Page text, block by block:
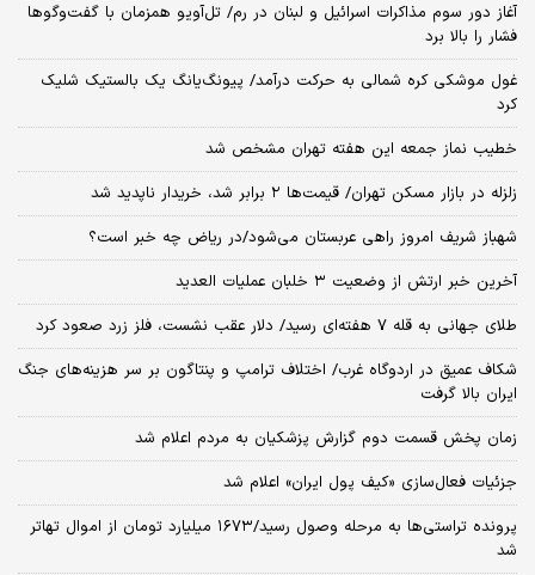
آغاز دور سوم مذاکرات اسرائیل و لبنان در رم/ تل‌آویو همزمان با گفت‌وگوها
فشار را بالا برد
غول موشکی کره شمالی به حرکت درآمد/ پیونگ‌یانگ یک بالستیک شلیک
کرد
خطیب نماز جمعه این هفته تهران مشخص شد
زلزله در بازار مسکن تهران/ قیمت‌ها ۲ برابر شد، خریدار ناپدید شد
شهباز شریف امروز راهی عربستان می‌شود/در ریاض چه خبر است؟
آخرین خبر ارتش از وضعیت ۳ خلبان عملیات العدید
طلای جهانی به قله ۷ هفته‌ای رسید/ دلار عقب نشست، فلز زرد صعود کرد
شکاف عمیق در اردوگاه غرب/ اختلاف ترامپ و پنتاگون بر سر هزینه‌های جنگ
ایران بالا گرفت
زمان پخش قسمت دوم گزارش پزشکیان به مردم اعلام شد
جزئیات فعال‌سازی «کیف پول ایران» اعلام شد
پرونده تراستی‌ها به مرحله وصول رسید/۱۶۷۳ میلیارد تومان از اموال تهاتر
شد